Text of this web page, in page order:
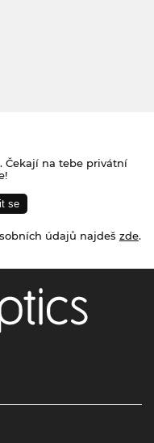
Čekají na tebe privátní
údajů najdeš zde.